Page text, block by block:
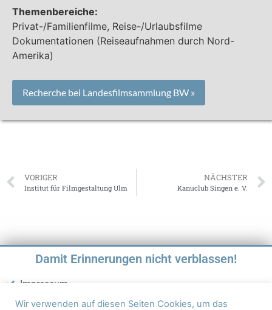
Themenbereiche:
Privat-/Familienfilme, Reise-/Urlaubsfilme
Dokumentationen (Reiseaufnahmen durch Nord-
Amerika)
Recherche bei Landesfilmsammlung BW »
VORIGER
Institut für Filmgestaltung Ulm
NÄCHSTER
Kanuclub Singen e. V.
Damit Erinnerungen nicht verblassen!
Impressum
Datenschutz
Wir verwenden auf diesen Seiten Cookies, um das